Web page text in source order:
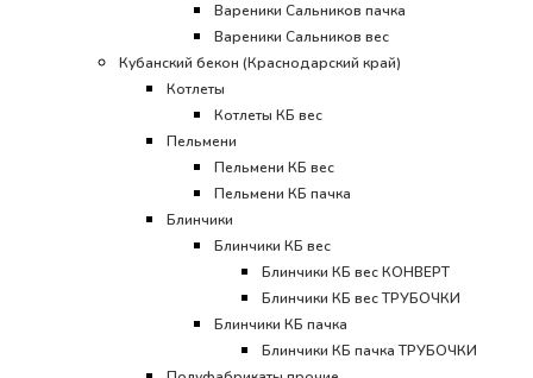
Вареники Сальников пачка
Вареники Сальников вес
Кубанский бекон (Краснодарский край)
Котлеты
Котлеты КБ вес
Пельмени
Пельмени КБ вес
Пельмени КБ пачка
Блинчики
Блинчики КБ вес
Блинчики КБ вес КОНВЕРТ
Блинчики КБ вес ТРУБОЧКИ
Блинчики КБ пачка
Блинчики КБ пачка ТРУБОЧКИ